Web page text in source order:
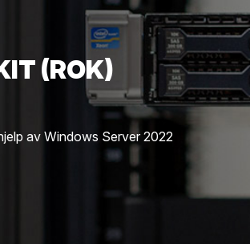
(ROK)
av Windows Server 2022